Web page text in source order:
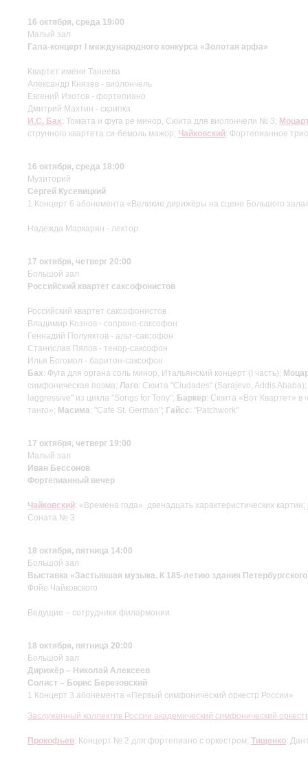
16 октября, среда 19:00
Малый зал
Гала-концерт I международного конкурса «Золотая арфа»
Квартет имени Танеева
Александр Князев - виолончель
Евгений Изотов - фортепиано
Дмитрий Махтин - скрипка
И.С. Бах: Токката и фуга ре минор, Сюита для виолончели № 3;
струнного квартета си-бемоль мажор; Чайковский: Фортепианное
16 октября, среда 18:00
Музиторий
Сергей Кусевицкий
1 Концерт 6 абонемента «Великие дирижёры на сцене Большого
Надежда Маркарян - лектор
17 октября, четверг 20:00
Большой зал
Российский квартет саксофонистов
Российский квартет саксофонистов
Владимир Кознов - сопрано-саксофон
Геннадий Полуяктов - альт-саксофон
Станислав Пялов - тенор-саксофон
Илья Богомол - баритон-саксофон
Бах: Фуга для органа соль минор, Итальянский концерт (I часть);
симфоническая поэма; Лаго: Сюита "Ciudades" (Sarajevo, Addis Ababa);
laggressive" из цикла "Songs for Tony"; Баркер: Сюита «Вот Квартет» в
танго»; Масима: "Cafe St. German"; Гайсс: "Patchwork"
17 октября, четверг 19:00
Малый зал
Иван Бессонов
Фортепианный вечер
Чайковский: «Времена года», двенадцать характеристических картин;
Соната № 3
18 октября, пятница 14:00
Большой зал
Выставка «Застывшая музыка. К 185-летию здания
Фойе Чайковского
Ведущие – сотрудники филармонии
18 октября, пятница 20:00
Большой зал
Дирижёр – Николай Алексеев
Солист – Борис Березовский
1 Концерт 3 абонемента «Первый симфонический оркестр России»
Заслуженный коллектив России академический симфонический
Прокофьев: Концерт № 2 для фортепиано с оркестром; Тищенко: